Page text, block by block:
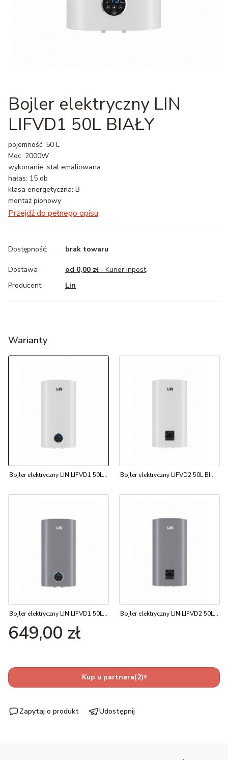
Bojler elektryczny LIN
LIFVD1 50L BIAŁY
pojemność: 50 L
Moc: 2000W
wykonanie: stal emaliowana
hałas: 15 db
klasa energetyczna: B
montaż pionowy
Przejdź do pełnego opisu
Dostępność: brak towaru
Dostawa od 0,00 zł - Kurier Inpost
Lin
Warianty
Bojler elektryczny LIN LIFVD1 50L BIAŁY Bojler elektryczny LIFVD2 50L BIAŁY
Bojler elektryczny LIN LIFVD1 50L SZARY Bojler elektryczny LIN LIFVD2 50L SZARY
Cena
649,00 zł
Kup u partnera(2)▾
Zapytaj o produkt Udostępnij